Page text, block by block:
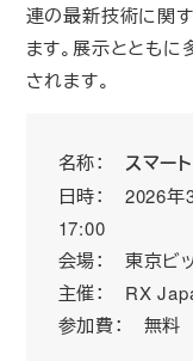
連の最新技術に関
ます。展示ととも
されます。
名称： スマー
日時： 2026年3
17:00
会場： 東京ビ
主催： RX
参加費： 無料